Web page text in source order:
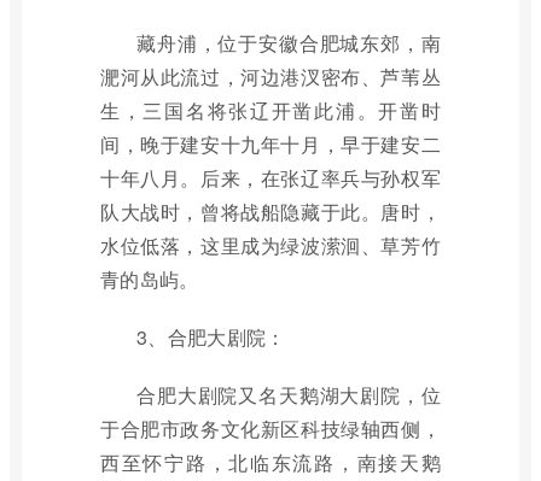
藏舟浦，位于安徽合肥城东郊，南
淝河从此流过，河边港汊密布、芦苇丛
生，三国名将张辽开凿此浦。开凿时
间，晚于建安十九年十月，早于建安二
十年八月。后来，在张辽率兵与孙权军
队大战时，曾将战船隐藏于此。唐时，
水位低落，这里成为绿波潆洄、草芳竹
青的岛屿。
3、合肥大剧院：
合肥大剧院又名天鹅湖大剧院，位
于合肥市政务文化新区科技绿轴西侧，
西至怀宁路，北临东流路，南接天鹅